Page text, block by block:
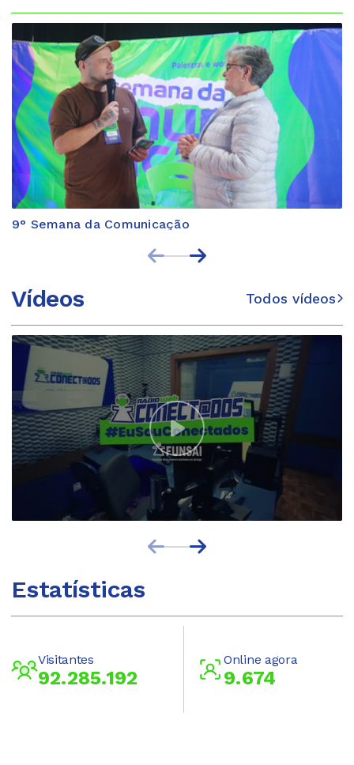
9° Semana da Comunicação
Vídeos Todos vídeos
Estatísticas
Visitantes
92.285.192
Online agora
9.674